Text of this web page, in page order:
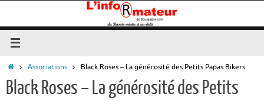
contenu
Accueil
Associations Black Roses – La générosité des Petits Papas Bikers
Black Roses – La générosité des Petits